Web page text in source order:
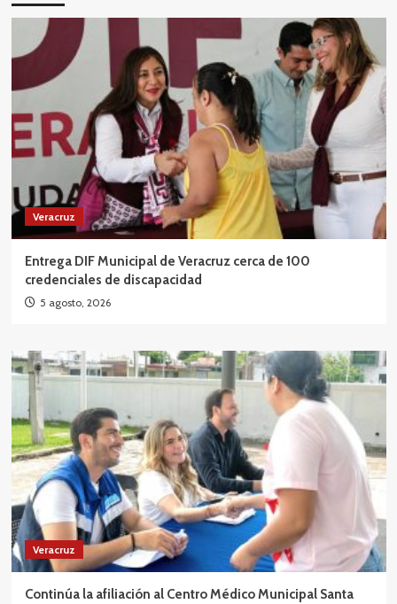
Veracruz
Entrega DIF Municipal de Veracruz cerca de 100
credenciales de discapacidad
5 agosto, 2026
Veracruz
Continúa la afiliación al Centro Médico Municipal Santa